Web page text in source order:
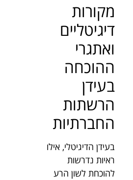
מקורות
דיגיטליים
ואתגרי
ההוכחה
בעידן
הרשתות
החברתיות
בעידן הדיגיטלי, אילו
ראיות נדרשות
להוכחת לשון הרע